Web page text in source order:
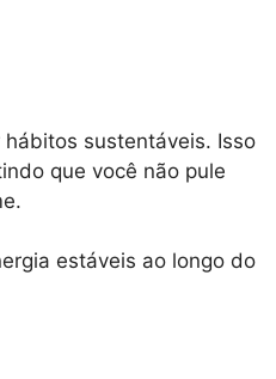
sustentáveis. Isso
que você não pule
estáveis ao longo do